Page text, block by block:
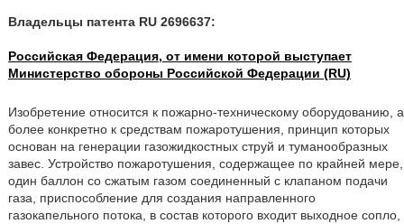
Владельцы патента RU 2696637:
Российская Федерация, от имени которой выступает
Министерство обороны Российской Федерации (RU)
Изобретение относится к пожарно-техническому оборудованию, а
более конкретно к средствам пожаротушения, принцип которых
основан на генерации газожидкостных струй и туманообразных
завес. Устройство пожаротушения, содержащее по крайней мере,
один баллон со сжатым газом соединенный с клапаном подачи
газа, приспособление для создания направленного
газокапельного потока, в состав которого входит выходное сопло,